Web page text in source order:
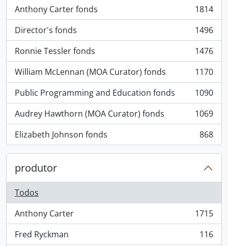
Anthony Carter fonds
, 1814 resultados
1814
Director's fonds
, 1496 resultados
1496
Ronnie Tessler fonds
, 1476 resultados
1476
William McLennan (MOA Curator) fonds
, 1170 resultados
1170
Public Programming and Education fonds
, 1090 resultados
1090
Audrey Hawthorn (MOA Curator) fonds
, 1069 resultados
1069
Elizabeth Johnson fonds
, 868 resultados 868
produtor
Todos
Anthony Carter
, 1715 resultados
1715
Fred Ryckman
, 116 resultados
116